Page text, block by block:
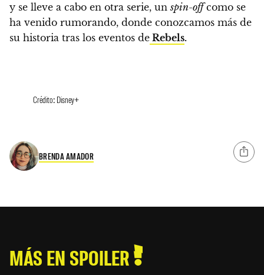
y se lleve a cabo en otra serie, unspin-offcomo se
ha venido rumorando, donde conozcamos más de
su historia tras los eventos de Rebels.
Crédito: Disney+
BRENDA AMADOR
MÁS EN SPOILER